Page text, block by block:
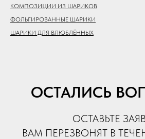
КОМПОЗИЦИИ ИЗ ШАРИКОВ
ФОЛЬГИРОВАННЫЕ ШАРИКИ
ШАРИКИ ДЛЯ ВЛЮБЛЁННЫХ
ОСТАЛИСЬ
ОСТАВЬТЕ
ВАМ ПЕРЕЗВОНЯТ В